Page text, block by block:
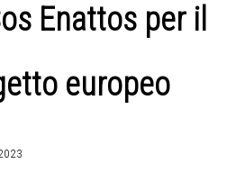
Enattos per il
europeo